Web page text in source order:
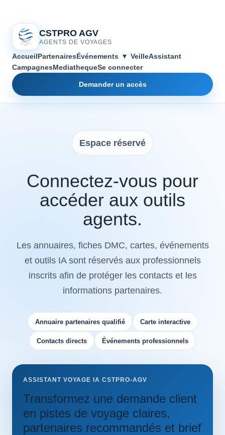
CSTPRO AGV
AGENTS DE VOYAGES
AccueilPartenairesÉvénements ▾ VeilleAssistant
CampagnesMediathequeSe connecter
Demander un accès
Espace réservé
Connectez-vous pour
accéder aux outils
agents.
Les annuaires, fiches DMC, cartes, événements
et outils IA sont réservés aux professionnels
inscrits afin de protéger les contacts et les
informations partenaires.
Annuaire partenaires qualifié Carte interactive
Contacts directs Événements professionnels
ASSISTANT VOYAGE IA CSTPRO-AGV
Transformez une demande client
en pistes de voyage claires,
partenaires recommandés et brief